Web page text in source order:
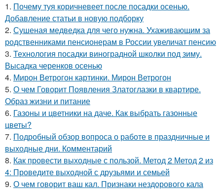
1. Почему туя коричневеет после посадки осенью.
Добавление статьи в новую подборку
2. Сушеная медведка для чего нужна. Ухаживающим за
родственниками пенсионерам в России увеличат пенсию
3. Технология посадки виноградной школки под зиму.
Высадка черенков осенью
4. Мирон Ветрогон картинки. Мирон Ветрогон
5. О чем Говорит Появления Златоглазки в квартире.
Образ жизни и питание
6. Газоны и цветники на даче. Как выбрать газонные
цветы?
7. Подробный обзор вопроса о работе в праздничные и
выходные дни. Комментарий
8. Как провести выходные с пользой. Метод 2 Метод 2 из
4: Проведите выходной с друзьями и семьей
9. О чем говорит ваш кал. Признаки нездорового кала